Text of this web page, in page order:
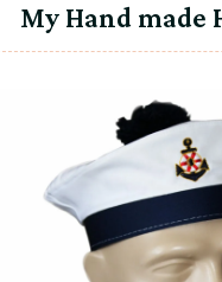
My Hand made